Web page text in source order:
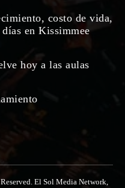
costo de vida,
en Kissimmee
hoy a las aulas
El Sol Media Network,